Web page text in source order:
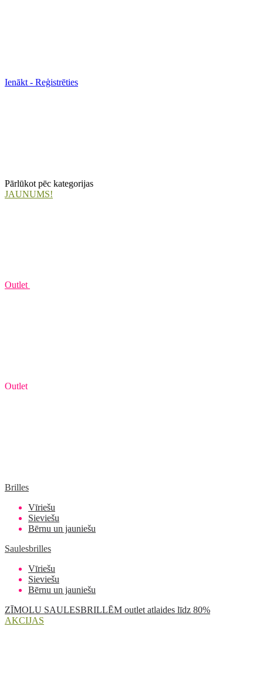
Ienākt - Reģistrēties
Pārlūkot pēc kategorijas
JAUNUMS!
Outlet
Outlet
Brilles
Vīriešu
Sieviešu
Bērnu un jauniešu
Saulesbrilles
Vīriešu
Sieviešu
Bērnu un jauniešu
ZĪMOLU SAULESBRILLĒM outlet atlaides līdz 80%
AKCIJAS